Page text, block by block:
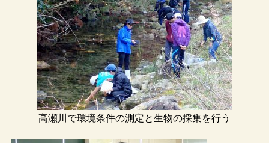
高瀬川で環境条件の測定と生物の採集を行う